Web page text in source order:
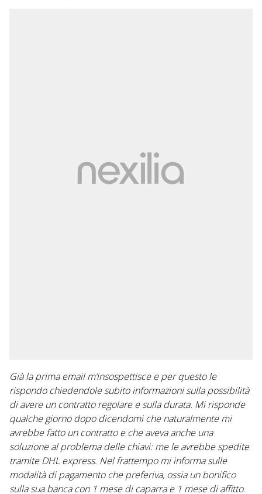
Già la prima email m’insospettisce e per questo le
rispondo chiedendole subito informazioni sulla possibilità
di avere un contratto regolare e sulla durata. Mi risponde
qualche giorno dopo dicendomi che naturalmente mi
avrebbe fatto un contratto e che aveva anche una
soluzione al problema delle chiavi: me le avrebbe spedite
tramite DHL express. Nel frattempo mi informa sulle
modalità di pagamento che preferiva, ossia un bonifico
sulla sua banca con 1 mese di caparra e 1 mese di affitto.